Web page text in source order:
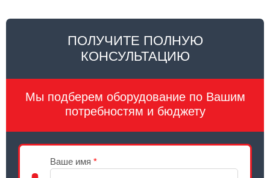
ПОЛУЧИТЕ ПОЛНУЮ
КОНСУЛЬТАЦИЮ
Мы подберем оборудование по Вашим
потребностям и бюджету
Ваше имя *